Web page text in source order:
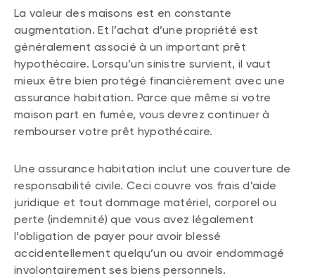
La valeur des maisons est en constante
augmentation. Et l’achat d’une propriété est
généralement associé à un important prêt
hypothécaire. Lorsqu’un sinistre survient, il vaut
mieux être bien protégé financièrement avec une
assurance habitation. Parce que même si votre
maison part en fumée, vous devrez continuer à
rembourser votre prêt hypothécaire.
Une assurance habitation inclut une couverture de
responsabilité civile. Ceci couvre vos frais d’aide
juridique et tout dommage matériel, corporel ou
perte (indemnité) que vous avez légalement
l’obligation de payer pour avoir blessé
accidentellement quelqu’un ou avoir endommagé
involontairement ses biens personnels.